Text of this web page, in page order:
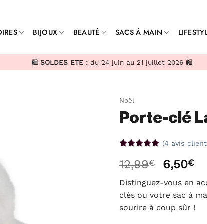
BIJOUX BEAUTÉ SACS À MAIN
🛍️ SOLDES ETE : du 24 juin au 21 juillet 2026 🛍️
Noël
Porte-clé
5 basé sur
notations
client
(4 avis
12,99€
Le
initial
était :
12,99€.
6,50€Le
Distinguez-vous en
clés ou votre sac à
sourire à coup sûr !